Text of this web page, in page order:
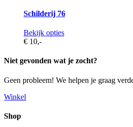
Schilderij 76
Bekijk opties
€ 10,-
Niet gevonden wat je zocht?
Geen probleem! We helpen je graag
Winkel
Shop